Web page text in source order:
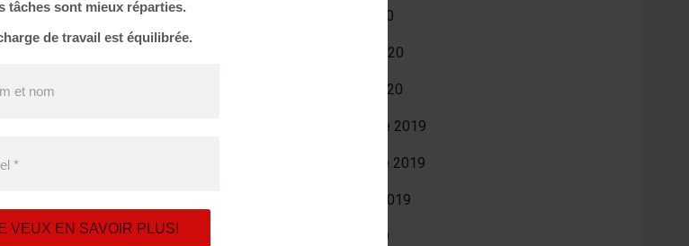
mars 2020
février 2020
janvier 2020
décembre 2019
novembre 2019
octobre 2019
août 2019
tâches sont mieux réparties.
de travail est équilibrée.
et nom
*
VEUX EN SAVOIR PLUS!